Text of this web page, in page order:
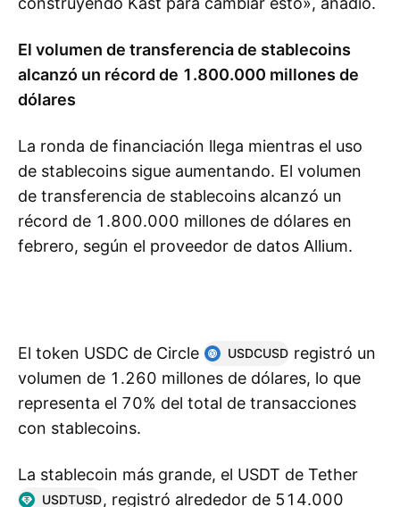
El volumen de transferencia de stablecoins
alcanzó un récord de 1.800.000 millones de
dólares
La ronda de financiación llega mientras el uso
de stablecoins sigue aumentando. El volumen
de transferencia de stablecoins alcanzó un
récord de 1.800.000 millones de dólares en
febrero, según el proveedor de datos Allium.
El token USDC de Circle USDCUSD registró un
volumen de 1.260 millones de dólares, lo que
representa el 70% del total de transacciones
con stablecoins.
La stablecoin más grande, el USDT de Tether
USDTUSD, registró alrededor de 514.000